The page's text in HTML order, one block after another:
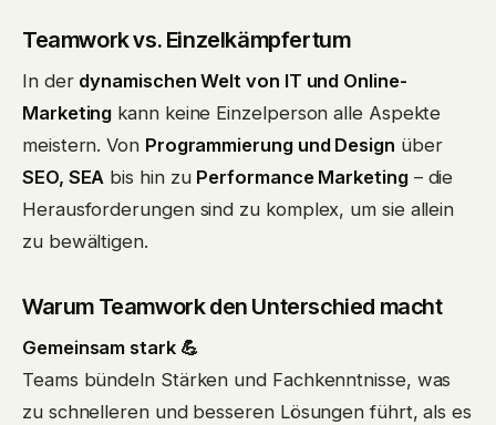
Teamwork vs. Einzelkämpfertum
In der dynamischen Welt von IT und Online-
Marketing kann keine Einzelperson alle Aspekte
meistern. Von Programmierung und Design über
SEO, SEA bis hin zu Performance Marketing– die
Herausforderungen sind zu komplex, um sie allein
zu bewältigen.
Warum Teamwork den Unterschied macht
Gemeinsam stark 💪
Teams bündeln Stärken und Fachkenntnisse, was
zu schnelleren und besseren Lösungen führt, als es